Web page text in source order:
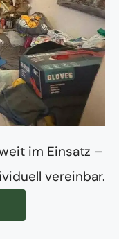
im Einsatz –
vereinbar.